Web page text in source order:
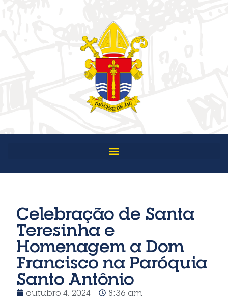
Celebração de Santa
Teresinha e
Homenagem a Dom
Francisco na Paróquia
Santo Antônio
outubro 4, 2024
8:36 am